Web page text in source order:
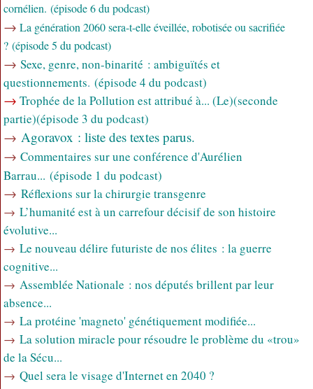
cornélien. (épisode 6 du podcast)
→ La génération 2060 sera-t-elle éveillée, robotisée ou sacrifiée
? (épisode 5 du podcast)
→ Sexe, genre, non-binarité : ambiguïtés et
questionnements. (épisode 4 du podcast)
→ Trophée de la Pollution est attribué à... (Le)(seconde
partie)(épisode 3 du podcast)
→ Agoravox : liste des textes parus.
→Commentaires sur une conférence d'Aurélien
Barrau... (épisode 1 du podcast)
→ Réflexions sur la chirurgie transgenre
→ L’humanité est à un carrefour décisif de son histoire
évolutive...
→ Le nouveau délire futuriste de nos élites : la guerre
cognitive...
→ Assemblée Nationale : nos députés brillent par leur
absence...
→ La protéine 'magneto' génétiquement modifiée...
→ La solution miracle pour résoudre le problème du «trou»
de la Sécu...
→ Quel sera le visage d'Internet en 2040 ?